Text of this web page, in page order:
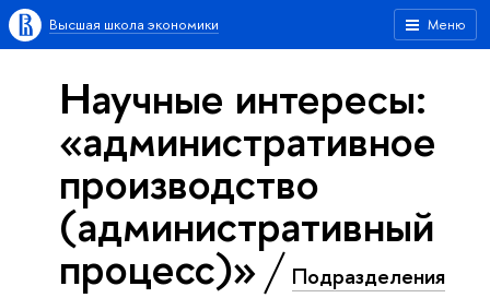
Меню
Высшая школа экономики
Научные интересы:
«административное
производство
(административный
процесс)» Подразделения